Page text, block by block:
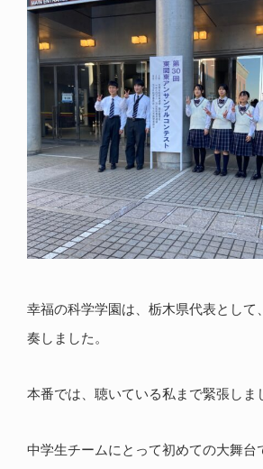
幸福の科学学園は、栃木県代表として
奏しました。
本番では、聴いている私まで緊張しま
中学生チームにとって初めての大舞台